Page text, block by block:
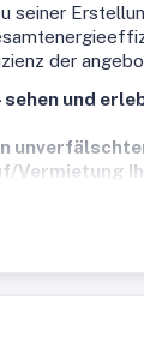
der
und
Vermietung